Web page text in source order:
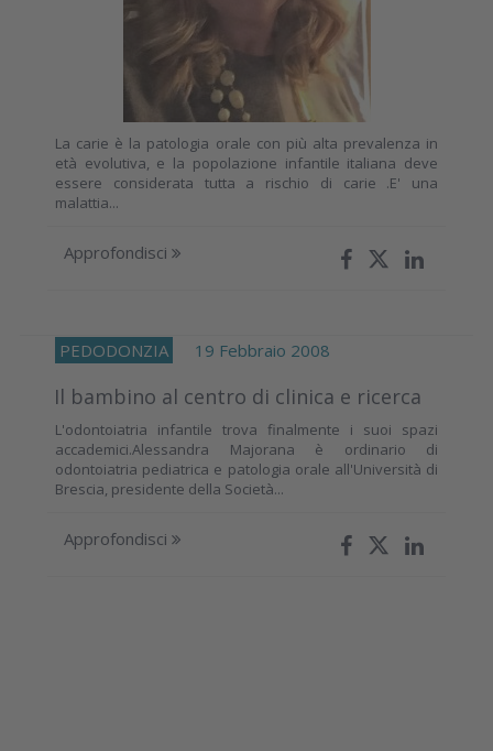
La carie è la patologia orale con più alta prevalenza in
età evolutiva, e la popolazione infantile italiana deve
essere considerata tutta a rischio di carie .E' una
malattia...
Approfondisci
PEDODONZIA 19 Febbraio 2008
Il bambino al centro di clinica e ricerca
L'odontoiatria infantile trova finalmente i suoi spazi
accademici.Alessandra Majorana è ordinario di
odontoiatria pediatrica e patologia orale all'Università di
Brescia, presidente della Società...
Approfondisci